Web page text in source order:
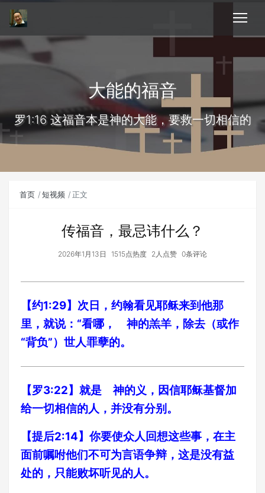
大能的福音
罗1:16 这福音本是神的大能，要救一切相信的
首页 短视频 正文
传福音，最忌讳什么？
2026年1月13日 1515点热度 2人点赞 0条评论
【约1:29】次日，约翰看见耶稣来到他那
里，就说：“看哪， 神的羔羊，除去（或作
“背负”）世人罪孽的。
【罗3:22】就是 神的义，因信耶稣基督加
给一切相信的人，并没有分别。
【提后2:14】你要使众人回想这些事，在主
面前嘱咐他们不可为言语争辩，这是没有益
处的，只能败坏听见的人。